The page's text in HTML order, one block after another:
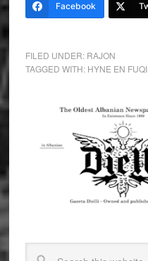
Facebook
FILED UNDER: RAJON
TAGGED WITH: HYNE EN FUQI,